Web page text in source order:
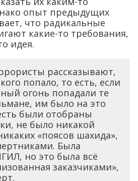
опыт предыдущих
что радикальные
какие-то требования,
идея.
рассказывают,
попало, то есть, если
огонь попадали те
им было на это
были отобраны
не было никакой
«поясов шахида»,
Была
но это была всё
заказчиками»,